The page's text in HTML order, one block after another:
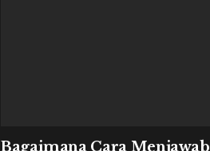
Bagaimana Cara Menjawab